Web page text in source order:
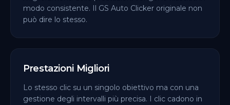
modo consistente. Il GS Auto Clicker originale non
può dire lo stesso.
Prestazioni Migliori
Lo stesso clic su un singolo obiettivo ma con una
gestione degli intervalli più precisa. I clic cadono in